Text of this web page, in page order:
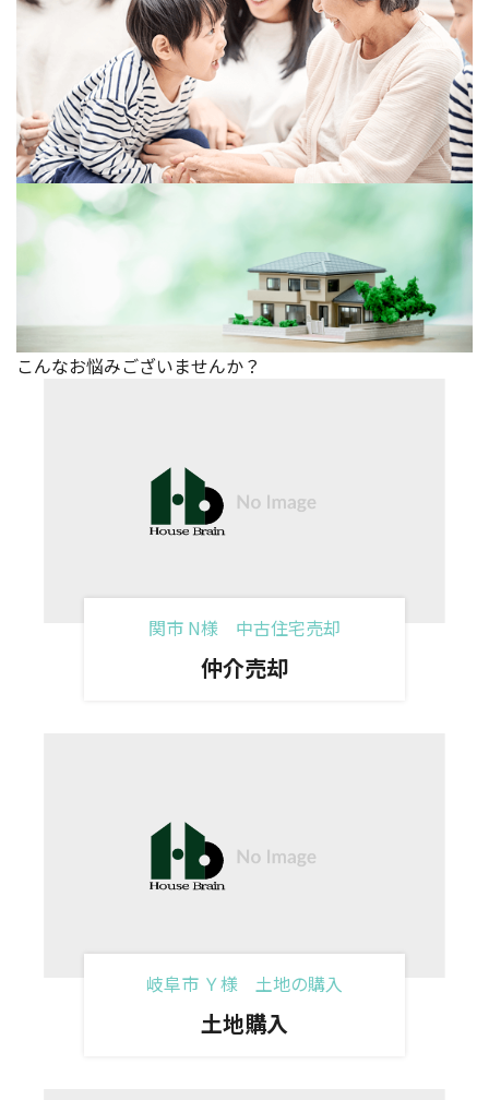
こんなお悩みございませんか？
関市 N様 中古住宅売却
仲介売却
岐阜市 Ｙ様 土地の購入
土地購入